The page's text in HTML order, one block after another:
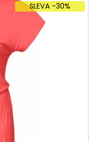
SLEVA -30%